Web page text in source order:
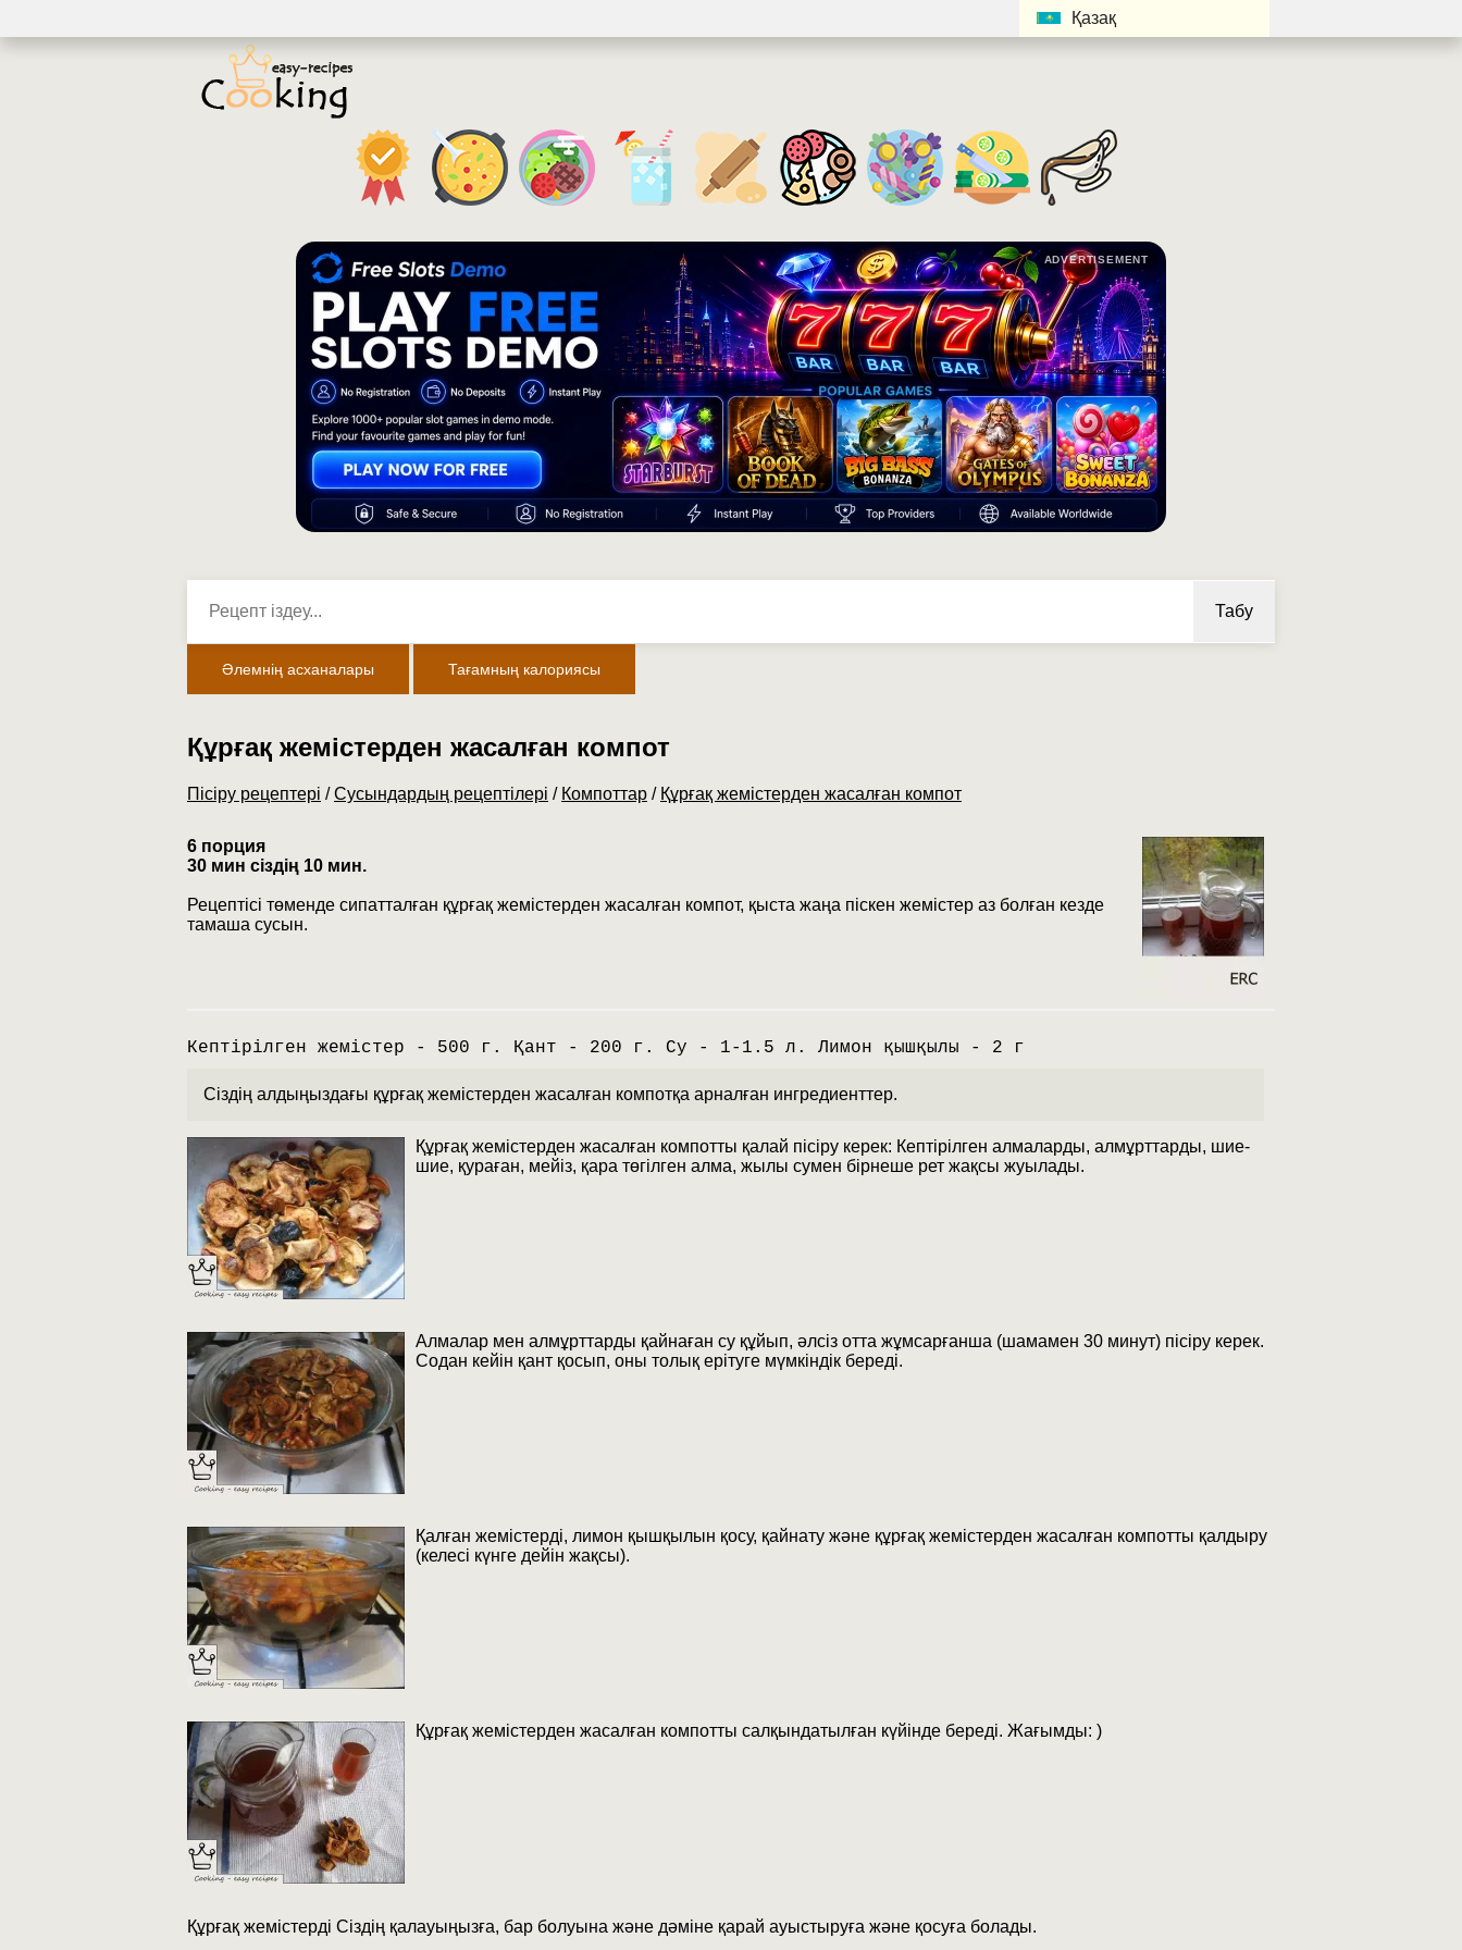
Қазақ
ADVERTISEMENT
Табу
Әлемнің асханалары Тағамның калориясы
Құрғақ жемістерден жасалған компот
Пісіру рецептері /Сусындардың рецептілері / Компоттар / Құрғақ жемістерден жасалған компот
6 порция
30 мин сіздің 10 мин.
Рецептісі төменде сипатталған құрғақ жемістерден жасалған компот, қыста жаңа піскен жемістер аз болған кезде
тамаша сусын.
Кептірілген жемістер - 500 г. Қант - 200 г. Су - 1-1.5 л. Лимон қышқылы - 2 г
Сіздің алдыңыздағы құрғақ жемістерден жасалған компотқа арналған ингредиенттер.
Құрғақ жемістерден жасалған компотты қалай пісіру керек: Кептірілген алмаларды, алмұрттарды, шие-
шие, қураған, мейіз, қара төгілген алма, жылы сумен бірнеше рет жақсы жуылады.
Алмалар мен алмұрттарды қайнаған су құйып, әлсіз отта жұмсарғанша (шамамен 30 минут) пісіру керек.
Содан кейін қант қосып, оны толық ерітуге мүмкіндік береді.
Қалған жемістерді, лимон қышқылын қосу, қайнату және құрғақ жемістерден жасалған компотты қалдыру
(келесі күнге дейін жақсы).
Құрғақ жемістерден жасалған компотты салқындатылған күйінде береді. Жағымды: )
Құрғақ жемістерді Сіздің қалауыңызға, бар болуына және дәміне қарай ауыстыруға және қосуға болады.